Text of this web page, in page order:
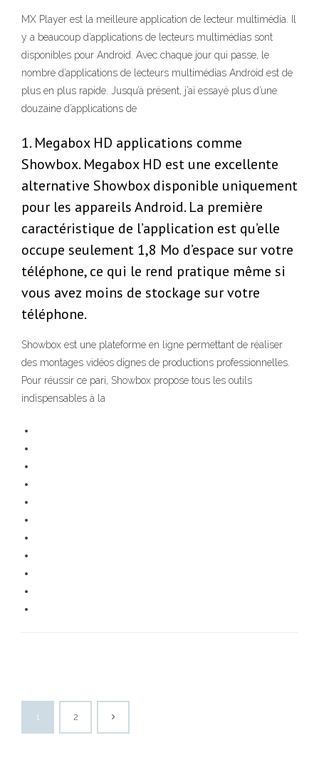
MX Player est la meilleure application de lecteur multimédia. Il
y a beaucoup d’applications de lecteurs multimédias sont
disponibles pour Android. Avec chaque jour qui passe, le
nombre d’applications de lecteurs multimédias Android est de
plus en plus rapide. Jusqu’à présent, j’ai essayé plus d’une
douzaine d’applications de
1. Megabox HD applications comme
Showbox. Megabox HD est une excellente
alternative Showbox disponible uniquement
pour les appareils Android. La première
caractéristique de l’application est qu’elle
occupe seulement 1,8 Mo d’espace sur votre
téléphone, ce qui le rend pratique même si
vous avez moins de stockage sur votre
téléphone.
Showbox est une plateforme en ligne permettant de réaliser
des montages vidéos dignes de productions professionnelles.
Pour réussir ce pari, Showbox propose tous les outils
indispensables à la
1 2